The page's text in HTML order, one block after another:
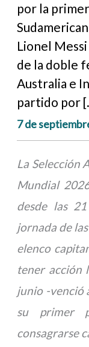
por la
Lionel
de la doble
Australia e
partido por
7 de
La Selección
Mundial
desde las
jornada de
elenco
tener acción
junio -venció
su primer
consagrarse